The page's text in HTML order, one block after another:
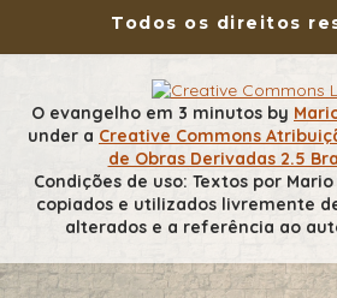
Todos os direitos
O evangelho em 3 minutos by
under a Creative Commons
de Obras Derivadas 2.5
Condições de uso: Textos por
copiados e utilizados livremente
alterados e a referência ao